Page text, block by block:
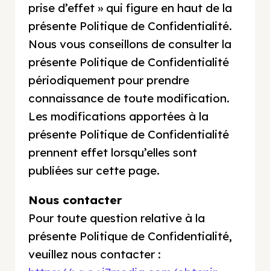
prise d’effet » qui figure en haut de la
présente Politique de Confidentialité.
Nous vous conseillons de consulter la
présente Politique de Confidentialité
périodiquement pour prendre
connaissance de toute modification.
Les modifications apportées à la
présente Politique de Confidentialité
prennent effet lorsqu’elles sont
publiées sur cette page.
Nous contacter
Pour toute question relative à la
présente Politique de Confidentialité,
veuillez nous contacter :